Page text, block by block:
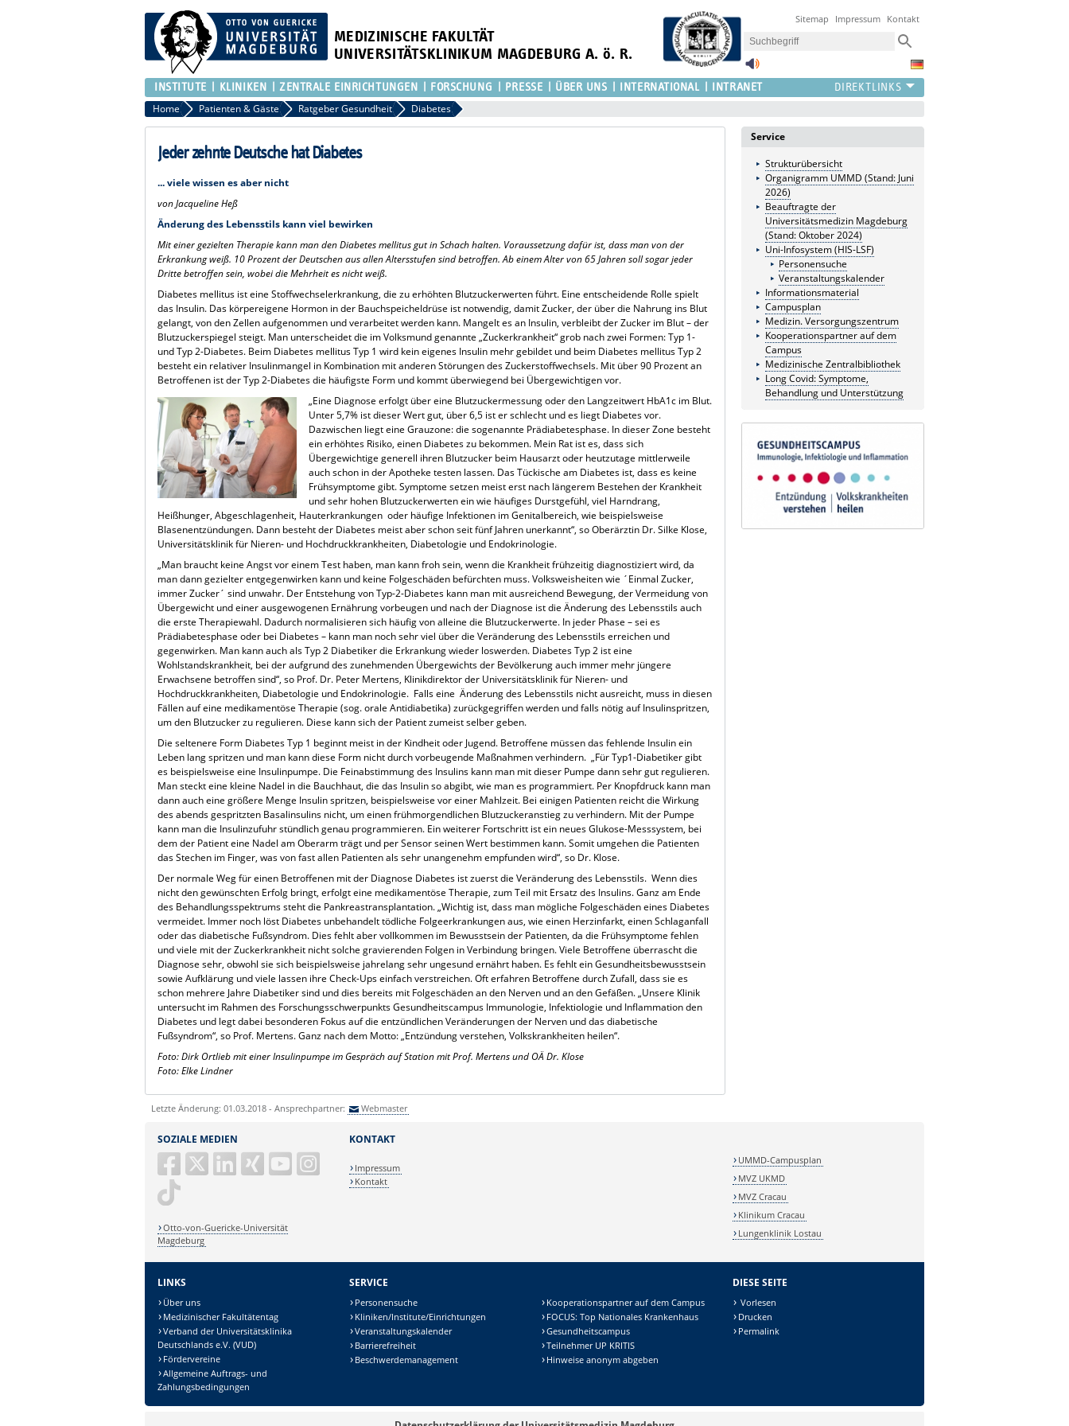
MEDIZINISCHE FAKULTÄT
UNIVERSITÄTSKLINIKUM MAGDEBURG A. ö. R.
Sitemap Impressum Kontakt
INSTITUTE KLINIKEN ZENTRALE EINRICHTUNGEN FORSCHUNG PRESSE ÜBER UNS INTERNATIONAL INTRANET
Home Patienten & Gäste Ratgeber Gesundheit Diabetes
Jeder zehnte Deutsche hat Diabetes
... viele wissen es aber nicht
von Jacqueline Heß
Änderung des Lebensstils kann viel bewirken
Mit einer gezielten Therapie kann man den Diabetes mellitus gut in Schach halten. Voraussetzung dafür ist, dass man von der
Erkrankung weiß. 10 Prozent der Deutschen aus allen Altersstufen sind betroffen. Ab einem Alter von 65 Jahren soll sogar jeder
Dritte betroffen sein, wobei die Mehrheit es nicht weiß.
Diabetes mellitus ist eine Stoffwechselerkrankung, die zu erhöhten Blutzuckerwerten führt. Eine entscheidende Rolle spielt
das Insulin. Das körpereigene Hormon in der Bauchspeicheldrüse ist notwendig, damit Zucker, der über die Nahrung ins Blut
gelangt, von den Zellen aufgenommen und verarbeitet werden kann. Mangelt es an Insulin, verbleibt der Zucker im Blut – der
Blutzuckerspiegel steigt. Man unterscheidet die im Volksmund genannte „Zuckerkrankheit“ grob nach zwei Formen: Typ 1-
und Typ 2-Diabetes. Beim Diabetes mellitus Typ 1 wird kein eigenes Insulin mehr gebildet und beim Diabetes mellitus Typ 2
besteht ein relativer Insulinmangel in Kombination mit anderen Störungen des Zuckerstoffwechsels. Mit über 90 Prozent an
Betroffenen ist der Typ 2-Diabetes die häufigste Form und kommt überwiegend bei Übergewichtigen vor.
„Eine Diagnose erfolgt über eine Blutzuckermessung oder den Langzeitwert HbA1c im Blut.
Unter 5,7% ist dieser Wert gut, über 6,5 ist er schlecht und es liegt Diabetes vor.
Dazwischen liegt eine Grauzone: die sogenannte Prädiabetesphase. In dieser Zone besteht
ein erhöhtes Risiko, einen Diabetes zu bekommen. Mein Rat ist es, dass sich
Übergewichtige generell ihren Blutzucker beim Hausarzt oder heutzutage mittlerweile
auch schon in der Apotheke testen lassen. Das Tückische am Diabetes ist, dass es keine
Frühsymptome gibt. Symptome setzen meist erst nach längerem Bestehen der Krankheit
und sehr hohen Blutzuckerwerten ein wie häufiges Durstgefühl, viel Harndrang,
Heißhunger, Abgeschlagenheit, Hauterkrankungen oder häufige Infektionen im Genitalbereich, wie beispielsweise
Blasenentzündungen. Dann besteht der Diabetes meist aber schon seit fünf Jahren unerkannt“, so Oberärztin Dr. Silke Klose,
Universitätsklinik für Nieren- und Hochdruckkrankheiten, Diabetologie und Endokrinologie.
„Man braucht keine Angst vor einem Test haben, man kann froh sein, wenn die Krankheit frühzeitig diagnostiziert wird, da
man dann gezielter entgegenwirken kann und keine Folgeschäden befürchten muss. Volksweisheiten wie ´Einmal Zucker,
immer Zucker´ sind unwahr. Der Entstehung von Typ-2-Diabetes kann man mit ausreichend Bewegung, der Vermeidung von
Übergewicht und einer ausgewogenen Ernährung vorbeugen und nach der Diagnose ist die Änderung des Lebensstils auch
die erste Therapiewahl. Dadurch normalisieren sich häufig von alleine die Blutzuckerwerte. In jeder Phase – sei es
Prädiabetesphase oder bei Diabetes – kann man noch sehr viel über die Veränderung des Lebensstils erreichen und
gegenwirken. Man kann auch als Typ 2 Diabetiker die Erkrankung wieder loswerden. Diabetes Typ 2 ist eine
Wohlstandskrankheit, bei der aufgrund des zunehmenden Übergewichts der Bevölkerung auch immer mehr jüngere
Erwachsene betroffen sind“, so Prof. Dr. Peter Mertens, Klinikdirektor der Universitätsklinik für Nieren- und
Hochdruckkrankheiten, Diabetologie und Endokrinologie. Falls eine Änderung des Lebensstils nicht ausreicht, muss in diesen
Fällen auf eine medikamentöse Therapie (sog. orale Antidiabetika) zurückgegriffen werden und falls nötig auf Insulinspritzen,
um den Blutzucker zu regulieren. Diese kann sich der Patient zumeist selber geben.
Die seltenere Form Diabetes Typ 1 beginnt meist in der Kindheit oder Jugend. Betroffene müssen das fehlende Insulin ein
Leben lang spritzen und man kann diese Form nicht durch vorbeugende Maßnahmen verhindern. „Für Typ1-Diabetiker gibt
es beispielsweise eine Insulinpumpe. Die Feinabstimmung des Insulins kann man mit dieser Pumpe dann sehr gut regulieren.
Man steckt eine kleine Nadel in die Bauchhaut, die das Insulin so abgibt, wie man es programmiert. Per Knopfdruck kann man
dann auch eine größere Menge Insulin spritzen, beispielsweise vor einer Mahlzeit. Bei einigen Patienten reicht die Wirkung
des abends gespritzten Basalinsulins nicht, um einen frühmorgendlichen Blutzuckeranstieg zu verhindern. Mit der Pumpe
kann man die Insulinzufuhr stündlich genau programmieren. Ein weiterer Fortschritt ist ein neues Glukose-Messsystem, bei
dem der Patient eine Nadel am Oberarm trägt und per Sensor seinen Wert bestimmen kann. Somit umgehen die Patienten
das Stechen im Finger, was von fast allen Patienten als sehr unangenehm empfunden wird“, so Dr. Klose.
Der normale Weg für einen Betroffenen mit der Diagnose Diabetes ist zuerst die Veränderung des Lebensstils. Wenn dies
nicht den gewünschten Erfolg bringt, erfolgt eine medikamentöse Therapie, zum Teil mit Ersatz des Insulins. Ganz am Ende
des Behandlungsspektrums steht die Pankreastransplantation. „Wichtig ist, dass man mögliche Folgeschäden eines Diabetes
vermeidet. Immer noch löst Diabetes unbehandelt tödliche Folgeerkrankungen aus, wie einen Herzinfarkt, einen Schlaganfall
oder das diabetische Fußsyndrom. Dies fehlt aber vollkommen im Bewusstsein der Patienten, da die Frühsymptome fehlen
und viele mit der Zuckerkrankheit nicht solche gravierenden Folgen in Verbindung bringen. Viele Betroffene überrascht die
Diagnose sehr, obwohl sie sich beispielsweise jahrelang sehr ungesund ernährt haben. Es fehlt ein Gesundheitsbewusstsein
sowie Aufklärung und viele lassen ihre Check-Ups einfach verstreichen. Oft erfahren Betroffene durch Zufall, dass sie es
schon mehrere Jahre Diabetiker sind und dies bereits mit Folgeschäden an den Nerven und an den Gefäßen. „Unsere Klinik
untersucht im Rahmen des Forschungsschwerpunkts Gesundheitscampus Immunologie, Infektiologie und Inflammation den
Diabetes und legt dabei besonderen Fokus auf die entzündlichen Veränderungen der Nerven und das diabetische
Fußsyndrom“, so Prof. Mertens. Ganz nach dem Motto: „Entzündung verstehen, Volkskrankheiten heilen“.
Foto: Dirk Ortlieb mit einer Insulinpumpe im Gespräch auf Station mit Prof. Mertens und OÄ Dr. Klose
Foto: Elke Lindner
Service
Strukturübersicht
Organigramm UMMD (Stand: Juni
2026)
Beauftragte der
Universitätsmedizin Magdeburg
(Stand: Oktober 2024)
Uni-Infosystem (HIS-LSF)
Personensuche
Veranstaltungskalender
Informationsmaterial
Campusplan
Medizin. Versorgungszentrum
Kooperationspartner auf dem
Campus
Medizinische Zentralbibliothek
Long Covid: Symptome,
Behandlung und Unterstützung
Letzte Änderung: 01.03.2018 - Ansprechpartner: Webmaster
SOZIALE MEDIEN
Otto-von-Guericke-Universität
Magdeburg
KONTAKT
Impressum
Kontakt
UMMD-Campusplan
MVZ UKMD
MVZ Cracau
Klinikum Cracau
Lungenklinik Lostau
LINKS
Über uns
Medizinischer Fakultätentag
Verband der Universitätsklinika
Deutschlands e.V. (VUD)
Fördervereine
Allgemeine Auftrags- und
Zahlungsbedingungen
SERVICE
Personensuche
Kliniken/Institute/Einrichtungen
Veranstaltungskalender
Barrierefreiheit
Beschwerdemanagement
Kooperationspartner auf dem Campus
FOCUS: Top Nationales Krankenhaus
Gesundheitscampus
Teilnehmer UP KRITIS
Hinweise anonym abgeben
DIESE SEITE
Vorlesen
Drucken
Permalink